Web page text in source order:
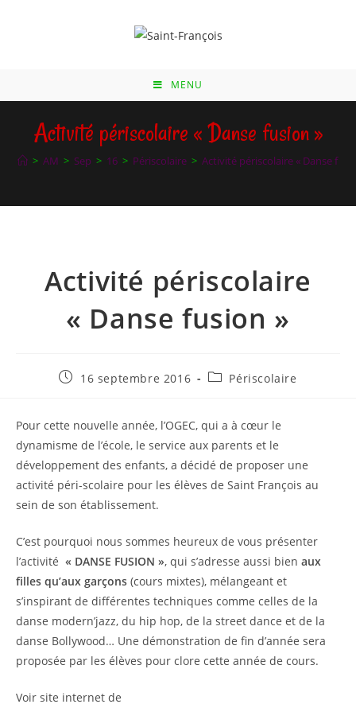
MENU
Activité périscolaire « Danse fusion »
> AM > Sep > 16 > Périscolaire > Activité périscolaire « Danse
Activité périscolaire
« Danse fusion »
Publication
16 septembre 2016
PostPériscolaire
Pour cette nouvelle année, l’OGEC, qui a à cœur le
dynamisme de l’école, le service aux parents et le
développement des enfants, a décidé de proposer une
activité péri-scolaire pour les élèves de Saint François au
sein de son établissement.
C’est pourquoi nous sommes heureux de vous présenter
l’activité « DANSE FUSION », qui s’adresse aussi bien aux
filles qu’aux garçons (cours mixtes), mélangeant et
s’inspirant de différentes techniques comme celles de la
danse modern’jazz, du hip hop, de la street dance et de la
danse Bollywood… Une démonstration de fin d’année sera
proposée par les élèves pour clore cette année de cours.
Voir site internet de